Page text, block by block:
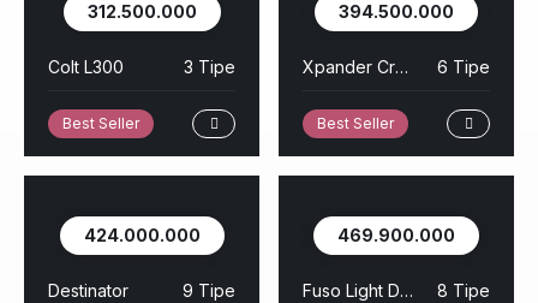
312.500.000
Colt L300 3 Tipe
Best Seller
394.500.000
Xpander Cross 6 Tipe
Best Seller
424.000.000
Destinator 9 Tipe
469.900.000
Fuso Light Duty 8 Tipe